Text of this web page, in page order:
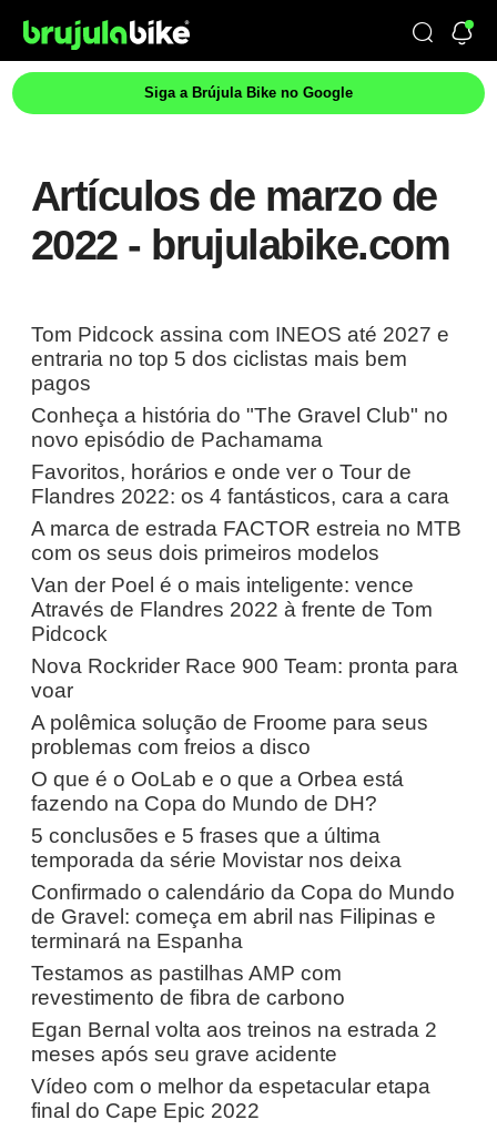
Siga a Brújula Bike no Google
Artículos de marzo de
2022 - brujulabike.com
Tom Pidcock assina com INEOS até 2027 e
entraria no top 5 dos ciclistas mais bem
pagos
Conheça a história do "The Gravel Club" no
novo episódio de Pachamama
Favoritos, horários e onde ver o Tour de
Flandres 2022: os 4 fantásticos, cara a cara
A marca de estrada FACTOR estreia no MTB
com os seus dois primeiros modelos
Van der Poel é o mais inteligente: vence
Através de Flandres 2022 à frente de Tom
Pidcock
Nova Rockrider Race 900 Team: pronta para
voar
A polêmica solução de Froome para seus
problemas com freios a disco
O que é o OoLab e o que a Orbea está
fazendo na Copa do Mundo de DH?
5 conclusões e 5 frases que a última
temporada da série Movistar nos deixa
Confirmado o calendário da Copa do Mundo
de Gravel: começa em abril nas Filipinas e
terminará na Espanha
Testamos as pastilhas AMP com
revestimento de fibra de carbono
Egan Bernal volta aos treinos na estrada 2
meses após seu grave acidente
Vídeo com o melhor da espetacular etapa
final do Cape Epic 2022